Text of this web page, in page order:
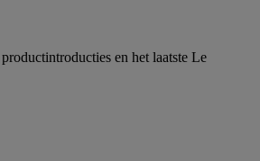
en het laatste Le